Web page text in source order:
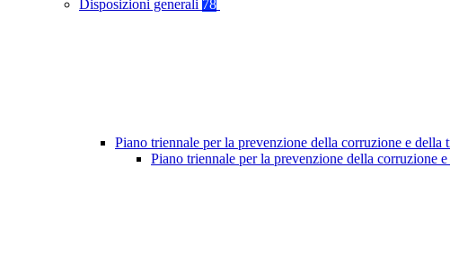
Disposizioni generali 78
Piano triennale per la prevenzione della corruzione e della
Piano triennale per la prevenzione della corruzione